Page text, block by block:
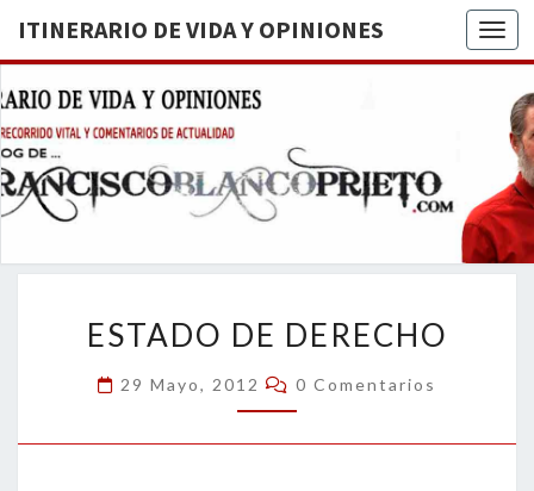
ITINERARIO DE VIDA Y OPINIONES
DE
BREVE
RECORRIDO
VITAL Y
ACTUALIDAD
DE
DERECHO
ESTADO DE DERECHO
29 Mayo, 2012 Comentarios
0 Comentarios